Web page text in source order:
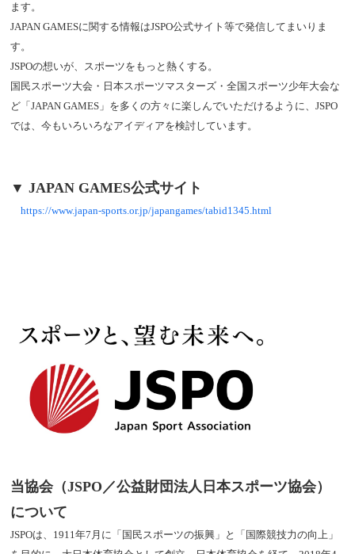
ます。
JAPAN GAMESに関する情報はJSPO公式サイト等で発信してまいりま
す。
JSPOの想いが、スポーツをもっと熱くする。
国民スポーツ大会・日本スポーツマスターズ・全国スポーツ少年大会な
ど「JAPAN GAMES」を多くの方々に楽しんでいただけるように、JSPO
では、今もいろいろなアイディアを検討しています。
▼ JAPAN GAMES公式サイト
https://www.japan-sports.or.jp/japangames/tabid1345.html
当協会（JSPO／公益財団法人日本スポーツ協会）
について
JSPOは、1911年7月に「国民スポーツの振興」と「国際競技力の向上」